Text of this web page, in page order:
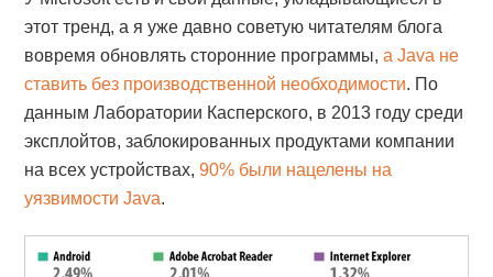
этот тренд, а я уже давно советую читателям блога
вовремя обновлять сторонние программы,а Java не
ставить без производственной необходимости. По
данным Лаборатории Касперского, в 2013 году среди
эксплойтов, заблокированных продуктами компании
на всех устройствах,90% были нацелены на
уязвимости Java.